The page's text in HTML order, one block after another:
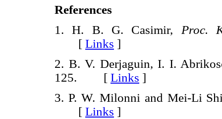
References
1. H. B. G. Casimir, Proc.
[ Links ]
2. B. V. Derjaguin, I. I.
125. [ Links ]
3. P. W. Milonni and Mei-Li
[ Links ]